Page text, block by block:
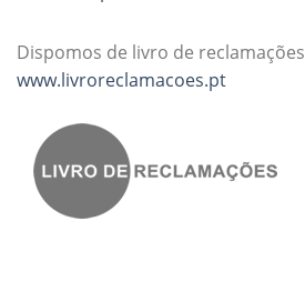
Dispomos de livro de
www.livroreclamacoes.pt